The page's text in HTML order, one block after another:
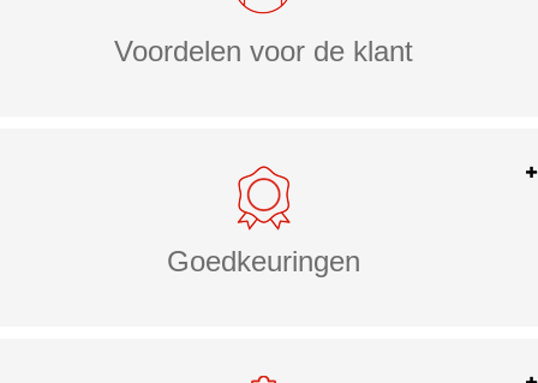
Voordelen voor de klant
Goedkeuringen